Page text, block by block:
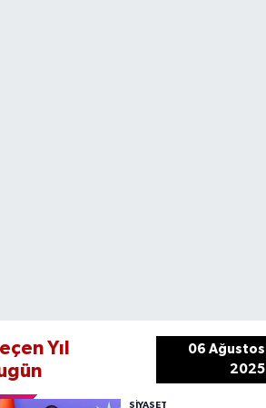
Yıl
06 Ağustos
2025
SIYASET